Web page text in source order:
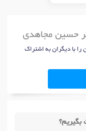
حسین مجاهدی
را با دیگران به اشتراک
بگیریم؟